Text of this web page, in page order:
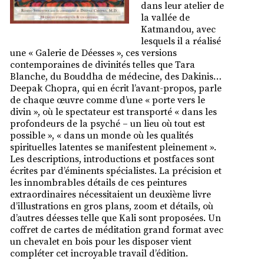
dans leur atelier de
la vallée de
Katmandou, avec
lesquels il a réalisé
une « Galerie de Déesses », ces versions
contemporaines de divinités telles que Tara
Blanche, du Bouddha de médecine, des Dakinis…
Deepak Chopra, qui en écrit l’avant-propos, parle
de chaque œuvre comme d’une « porte vers le
divin », où le spectateur est transporté « dans les
profondeurs de la psyché – un lieu où tout est
possible », « dans un monde où les qualités
spirituelles latentes se manifestent pleinement ».
Les descriptions, introductions et postfaces sont
écrites par d’éminents spécialistes. La précision et
les innombrables détails de ces peintures
extraordinaires nécessitaient un deuxième livre
d’illustrations en gros plans, zoom et détails, où
d’autres déesses telle que Kali sont proposées. Un
coffret de cartes de méditation grand format avec
un chevalet en bois pour les disposer vient
compléter cet incroyable travail d’édition.